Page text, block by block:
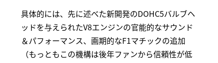
具体的には、先に述べた新開発のDOHC5バルブヘ
ッドを与えられたV8エンジンの官能的なサウンド
＆パフォーマンス、画期的なF1マチックの追加
（もっともこの機構は後年ファンから信頼性が低